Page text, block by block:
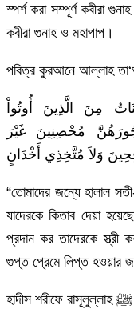
স্পর্শ করা সম্পূর্ণ কবীরা
কবীরা গুনাহ ও মহাপাপ।
পবিত্র কুরআনে আল্লাহ
مِنَ الَّذِينَ أُوتُواْ
مُحْصِنِينَ غَيْرَ
وَلاَ مُتَّخِذِي أَخْدَانٍ
“তোমাদের জন্যে হালাল
যাদেরকে কিতাব দেয়া
প্রদান কর তাদেরকে স্ত্রী
গুপ্ত প্রেমে লিপ্ত হওয়ার